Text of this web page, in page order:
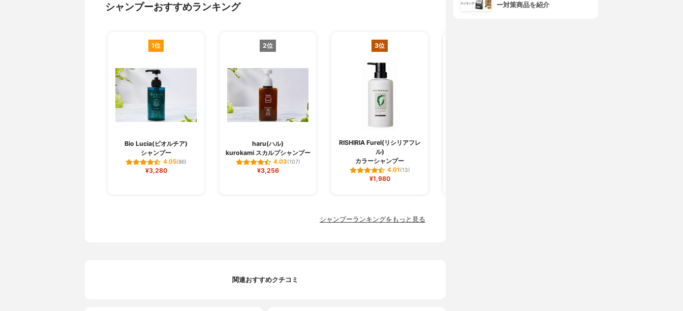
シャンプーおすすめランキング
1位
Bio Lucia(ビオルチア)
シャンプー
4.05(86)
¥3,280
2位
haru(ハル)
kurokami スカルプシャンプー
4.03(107)
¥3,256
3位
RISHIRIA Furel(リシリアフレ
ル)
カラーシャンプー
4.01(13)
¥1,980
シャンプーランキングをもっと見る
関連おすすめクチコミ
ー対策商品を紹介